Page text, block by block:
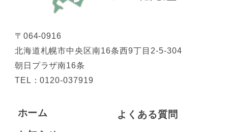
〒064-0916
北海道札幌市中央区南16条西9丁目2-5-304
朝日プラザ南16条
TEL：0120-037919
ホーム よくある質問